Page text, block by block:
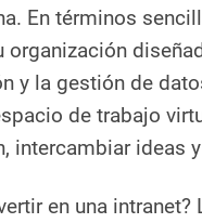
En términos
organización
y la gestión de
de trabajo
intercambiar ideas
en una